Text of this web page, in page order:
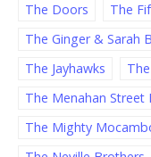
The Doors
The
The Ginger & Sarah
The Jayhawks
The Menahan Street
The Mighty